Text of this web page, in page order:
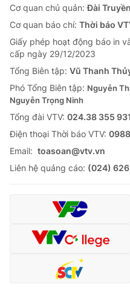
Cơ quan chủ quản:Đài
Cơ quan báo chí: Thời báo
Giấy phép hoạt động báo in
cấp ngày 29/12/2023
Tổng Biên tập: Vũ Thanh
Phó Tổng Biên tập: Nguyễn
Nguyễn Trọng Ninh
Tổng đài VTV: 024.38 355
Ðiện thoại Thời báo VTV:
Email: toasoan@vtv.vn
Liên hệ quảng cáo: (024)